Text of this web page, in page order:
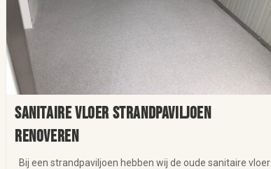
Sanitaire vloer strandpaviljoen
renoveren
Bij een strandpaviljoen hebben wij de oude sanitaire vloer